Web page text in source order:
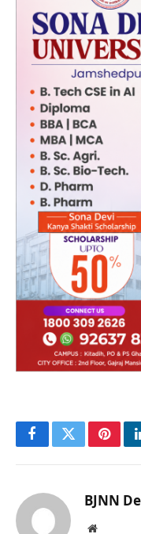
FacebookTwitter
BJNN
Website